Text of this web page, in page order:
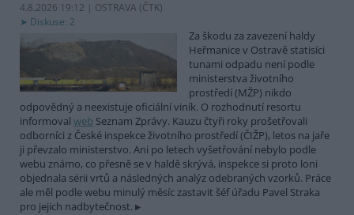
4.8.2026 19:12 | OSTRAVA (ČTK)
Diskuse: 2
Za škodu za zavezení haldy
Heřmanice v Ostravě statisíci
tunami odpadu není podle
ministerstva životního
prostředí (MŽP) nikdo
odpovědný a neexistuje oficiální viník. O rozhodnutí resortu
informoval web Seznam Zprávy. Kauzu čtyři roky prošetřovali
odborníci z České inspekce životního prostředí (ČIŽP), letos na jaře
ji převzalo ministerstvo. Ani po letech vyšetřování nebylo podle
webu známo, co přesně se v haldě skrývá, inspekce si proto loni
objednala sérii vrtů a následných analýz odebraných vzorků. Práce
ale měl podle webu minulý měsíc zastavit šéf úřadu Pavel Straka
pro jejich nadbytečnost.